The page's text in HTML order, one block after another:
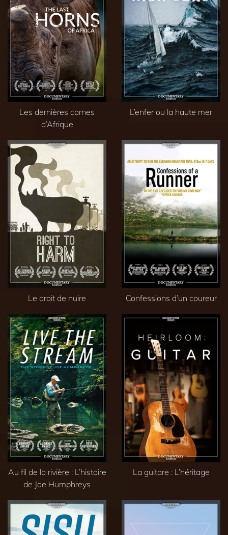
Les dernières cornes
d’Afrique
L’enfer ou la haute mer
Le droit de nuire Confessions d’un coureur
Au fil de la rivière : L’histoire
de Joe Humphreys
La guitare : L’héritage